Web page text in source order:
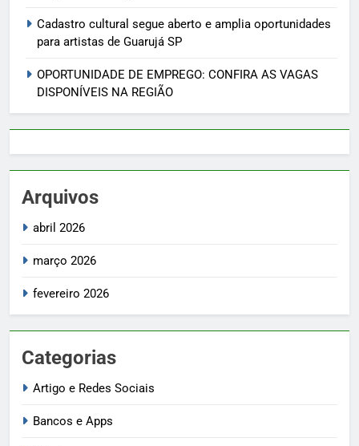
Cadastro cultural segue aberto e amplia oportunidades
para artistas de Guarujá SP
OPORTUNIDADE DE EMPREGO: CONFIRA AS VAGAS
DISPONÍVEIS NA REGIÃO
Arquivos
abril 2026
março 2026
fevereiro 2026
Categorias
Artigo e Redes Sociais
Bancos e Apps